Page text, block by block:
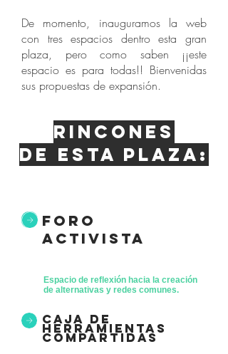
Rincones
de esta plaza:
De momento, inauguramos la web
con tres espacios dentro esta gran
plaza, pero como saben ¡¡este
espacio es para todas!! Bienvenidas
sus propuestas de expansión.
foro
activista
Espacio de reflexión hacia la creación
de alternativas y redes comunes.
caja de
herramientas
compartidas